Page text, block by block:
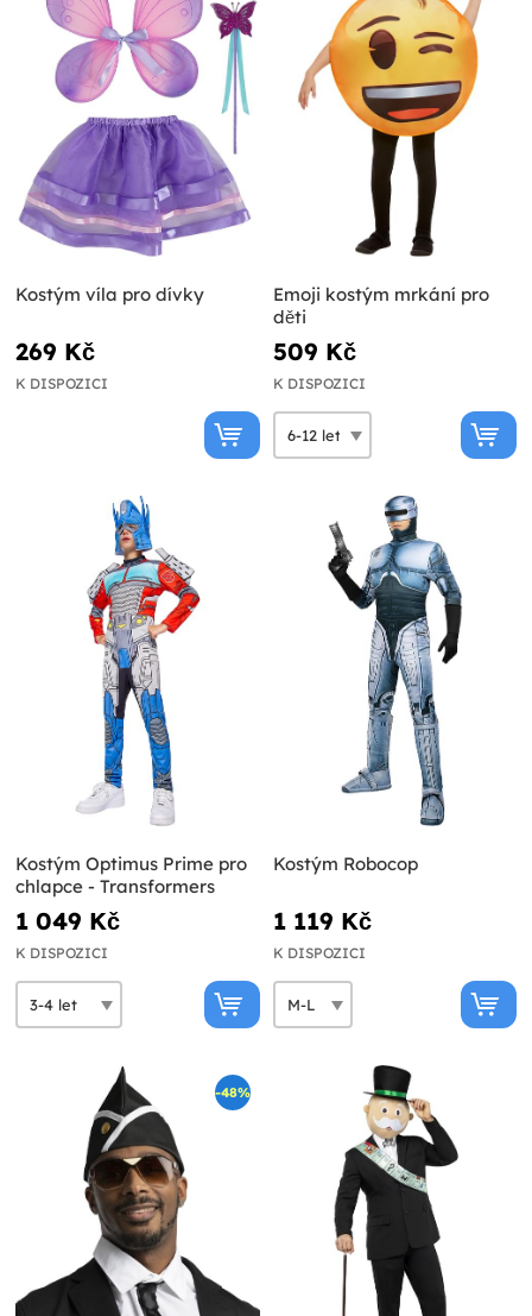
Kostým víla pro dívky
269 Kč
K DISPOZICI
Emoji kostým mrkání pro
děti
509 Kč
K DISPOZICI
Kostým Optimus Prime pro
chlapce - Transformers
1 049 Kč
K DISPOZICI
Kostým Robocop
1 119 Kč
K DISPOZICI
-48%